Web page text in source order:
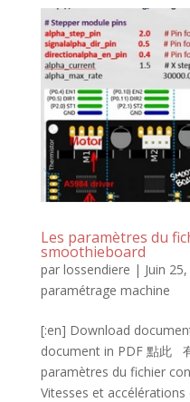
Les paramètres du
smoothieboard
par lossendiere | Juin
paramétrage machine
[:en] Download
document in PDF 點此
paramètres du fichier
Vitesses et accélérations